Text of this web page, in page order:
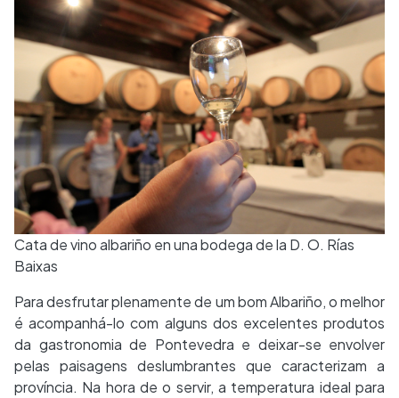
Cata de vino albariño en una bodega de la D. O. Rías
Baixas
Para desfrutar plenamente de um bom Albariño, o melhor
é acompanhá-lo com alguns dos excelentes produtos
da gastronomia de Pontevedra e deixar-se envolver
pelas paisagens deslumbrantes que caracterizam a
província. Na hora de o servir, a temperatura ideal para